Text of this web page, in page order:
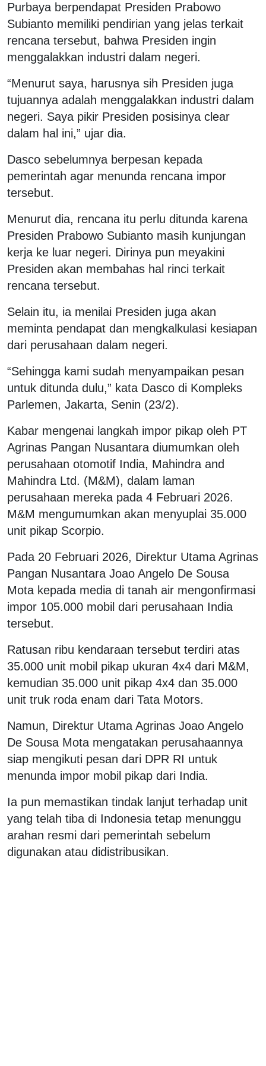
Purbaya berpendapat Presiden Prabowo
Subianto memiliki pendirian yang jelas terkait
rencana tersebut, bahwa Presiden ingin
menggalakkan industri dalam negeri.
“Menurut saya, harusnya sih Presiden juga
tujuannya adalah menggalakkan industri dalam
negeri. Saya pikir Presiden posisinya clear
dalam hal ini,” ujar dia.
Dasco sebelumnya berpesan kepada
pemerintah agar menunda rencana impor
tersebut.
Menurut dia, rencana itu perlu ditunda karena
Presiden Prabowo Subianto masih kunjungan
kerja ke luar negeri. Dirinya pun meyakini
Presiden akan membahas hal rinci terkait
rencana tersebut.
Selain itu, ia menilai Presiden juga akan
meminta pendapat dan mengkalkulasi kesiapan
dari perusahaan dalam negeri.
“Sehingga kami sudah menyampaikan pesan
untuk ditunda dulu,” kata Dasco di Kompleks
Parlemen, Jakarta, Senin (23/2).
Kabar mengenai langkah impor pikap oleh PT
Agrinas Pangan Nusantara diumumkan oleh
perusahaan otomotif India, Mahindra and
Mahindra Ltd. (M&M), dalam laman
perusahaan mereka pada 4 Februari 2026.
M&M mengumumkan akan menyuplai 35.000
unit pikap Scorpio.
Pada 20 Februari 2026, Direktur Utama Agrinas
Pangan Nusantara Joao Angelo De Sousa
Mota kepada media di tanah air mengonfirmasi
impor 105.000 mobil dari perusahaan India
tersebut.‎
Ratusan ribu kendaraan tersebut terdiri atas
35.000 unit mobil pikap ukuran 4x4 dari M&M,
kemudian 35.000 unit pikap 4x4 dan 35.000
unit truk roda enam dari Tata Motors.
Namun, Direktur Utama Agrinas Joao Angelo
De Sousa Mota mengatakan perusahaannya
siap mengikuti pesan dari DPR RI untuk
menunda impor mobil pikap dari India.
Ia pun memastikan tindak lanjut terhadap unit
yang telah tiba di Indonesia tetap menunggu
arahan resmi dari pemerintah sebelum
digunakan atau didistribusikan.